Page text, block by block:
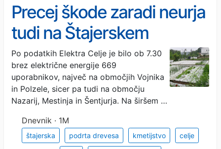
Precej škode zaradi neurja
tudi na Štajerskem
Po podatkih Elektra Celje je bilo ob 7.30
brez električne energije 669
uporabnikov, največ na območjih Vojnika
in Polzele, sicer pa tudi na območju
Nazarij, Mestinja in Šentjurja. Na širšem …
Dnevnik · 1M
štajerska podrta drevesa kmetijstvo celje